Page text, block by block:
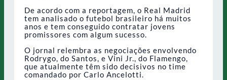
De acordo com a reportagem, o Real Madrid
tem analisado o futebol brasileiro há muitos
anos e tem conseguido contratar jovens
promissores com algum sucesso.
O jornal relembra as negociações envolvendo
Rodrygo, do Santos, e Vini Jr., do Flamengo,
que atualmente têm sido decisivos no time
comandado por Carlo Ancelotti.